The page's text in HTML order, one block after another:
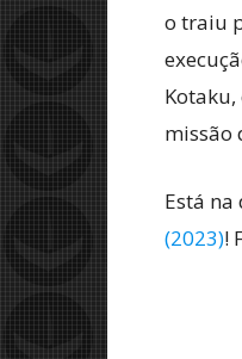
o traiu
missão
Está
(2023)!